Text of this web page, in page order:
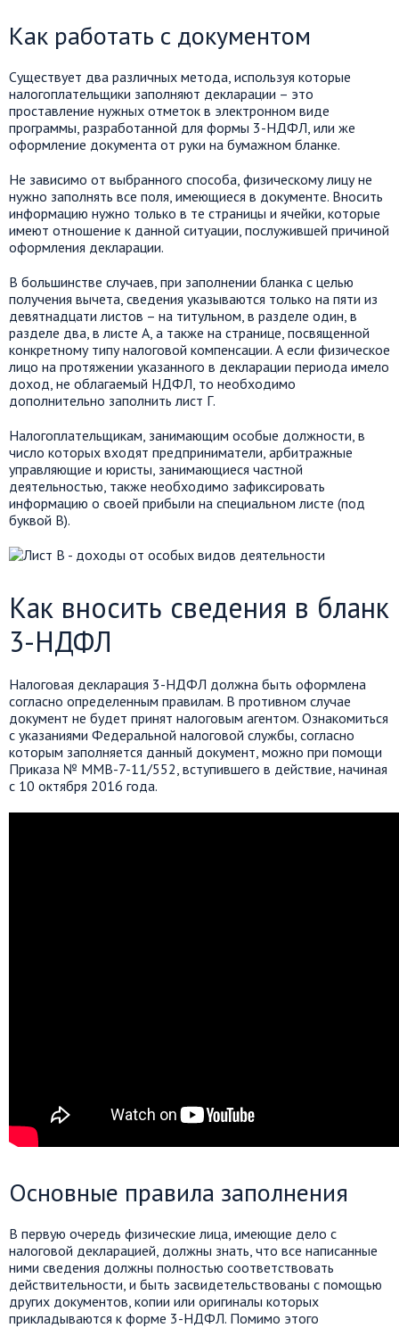
Как работать с документом
Существует два различных метода, используя которые
налогоплательщики заполняют декларации – это
проставление нужных отметок в электронном виде
программы, разработанной для формы 3-НДФЛ, или же
оформление документа от руки на бумажном бланке.
Не зависимо от выбранного способа, физическому лицу не
нужно заполнять все поля, имеющиеся в документе. Вносить
информацию нужно только в те страницы и ячейки, которые
имеют отношение к данной ситуации, послужившей причиной
оформления декларации.
В большинстве случаев, при заполнении бланка с целью
получения вычета, сведения указываются только на пяти из
девятнадцати листов – на титульном, в разделе один, в
разделе два, в листе А, а также на странице, посвященной
конкретному типу налоговой компенсации. А если физическое
лицо на протяжении указанного в декларации периода имело
доход, не облагаемый НДФЛ, то необходимо
дополнительно заполнить лист Г.
Налогоплательщикам, занимающим особые должности, в
число которых входят предприниматели, арбитражные
управляющие и юристы, занимающиеся частной
деятельностью, также необходимо зафиксировать
информацию о своей прибыли на специальном листе (под
буквой В).
Как вносить сведения в бланк
3-НДФЛ
Налоговая декларация 3-НДФЛ должна быть оформлена
согласно определенным правилам. В противном случае
документ не будет принят налоговым агентом. Ознакомиться
с указаниями Федеральной налоговой службы, согласно
которым заполняется данный документ, можно при помощи
Приказа № ММВ-7-11/552, вступившего в действие, начиная
с 10 октября 2016 года.
Основные правила заполнения
В первую очередь физические лица, имеющие дело с
налоговой декларацией, должны знать, что все написанные
ними сведения должны полностью соответствовать
действительности, и быть засвидетельствованы с помощью
других документов, копии или оригиналы которых
прикладываются к форме 3-НДФЛ. Помимо этого